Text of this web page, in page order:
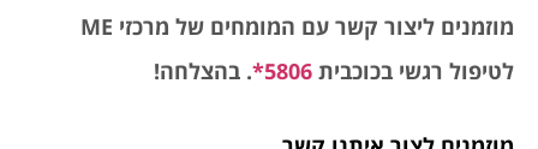
מוזמנים ליצור קשר עם המומחים של מרכזי ME
לטיפול רגשי בכוכבית 5806* . בהצלחה!